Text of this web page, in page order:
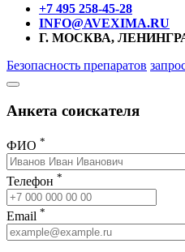
+7 495 258-45-28
INFO@AVEXIMA.RU
Г. МОСКВА,
Безопасность препаратов
Анкета соискателя
ФИО *
Телефон *
Email *